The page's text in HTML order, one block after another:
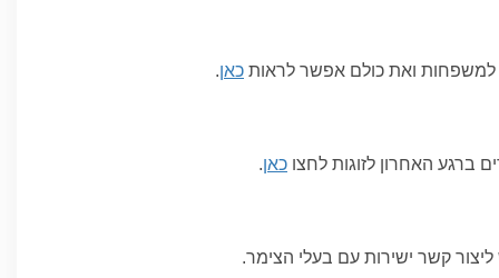
סלון מרווח עם מערכת ישיבה ומסך צפייה המחובר
שולחנות משחק (כדורגל, סנוקר, פינג-פונג), עמדת
למשפחות ואת כולם אפשר לראות כאן.
ברגע האחרון לזוגות לחצו כאן.
קשר ישירות עם בעלי הצימר.